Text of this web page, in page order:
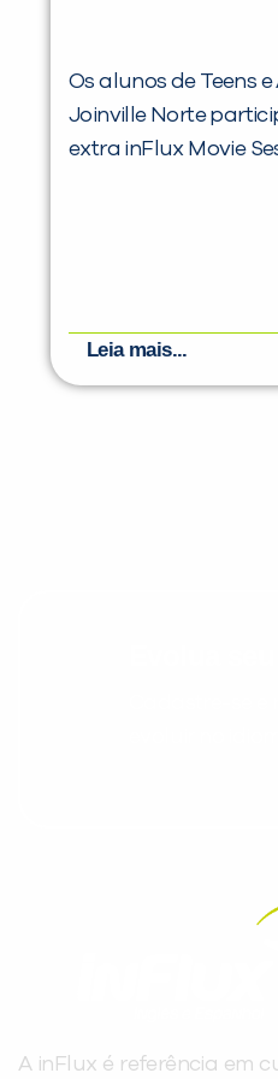
Os alunos de Teens
Joinville Norte
extra inFlux Movie
Leia mais...
A inFlux é referência em